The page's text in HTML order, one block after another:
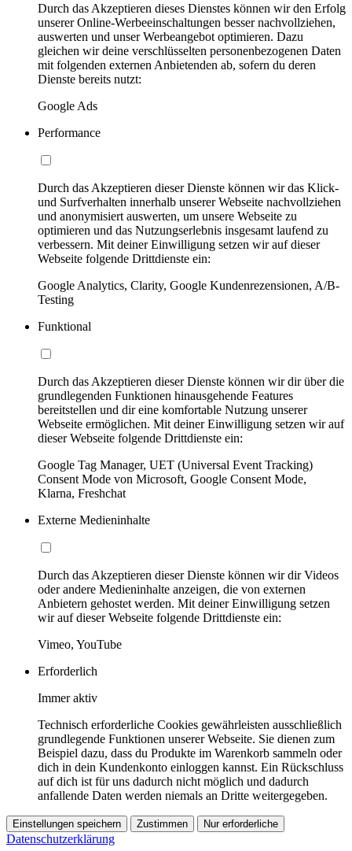
Durch das Akzeptieren dieses Dienstes können wir den Erfolg
unserer Online-Werbeeinschaltungen besser nachvollziehen,
auswerten und unser Werbeangebot optimieren. Dazu
gleichen wir deine verschlüsselten personenbezogenen Daten
mit folgenden externen Anbietenden ab, sofern du deren
Dienste bereits nutzt:
Google Ads
Performance
Durch das Akzeptieren dieser Dienste können wir das Klick-
und Surfverhalten innerhalb unserer Webseite nachvollziehen
und anonymisiert auswerten, um unsere Webseite zu
optimieren und das Nutzungserlebnis insgesamt laufend zu
verbessern. Mit deiner Einwilligung setzen wir auf dieser
Webseite folgende Drittdienste ein:
Google Analytics, Clarity, Google Kundenrezensionen, A/B-
Testing
Funktional
Durch das Akzeptieren dieser Dienste können wir dir über die
grundlegenden Funktionen hinausgehende Features
bereitstellen und dir eine komfortable Nutzung unserer
Webseite ermöglichen. Mit deiner Einwilligung setzen wir auf
dieser Webseite folgende Drittdienste ein:
Google Tag Manager, UET (Universal Event Tracking)
Consent Mode von Microsoft, Google Consent Mode,
Klarna, Freshchat
Externe Medieninhalte
Durch das Akzeptieren dieser Dienste können wir dir Videos
oder andere Medieninhalte anzeigen, die von externen
Anbietern gehostet werden. Mit deiner Einwilligung setzen
wir auf dieser Webseite folgende Drittdienste ein:
Vimeo, YouTube
Erforderlich
Immer aktiv
Technisch erforderliche Cookies gewährleisten ausschließlich
grundlegende Funktionen unserer Webseite. Sie dienen zum
Beispiel dazu, dass du Produkte im Warenkorb sammeln oder
dich in dein Kundenkonto einloggen kannst. Ein Rückschluss
auf dich ist für uns dadurch nicht möglich und dadurch
anfallende Daten werden niemals an Dritte weitergegeben.
Einstellungen speichern Zustimmen Nur erforderliche
Datenschutzerklärung